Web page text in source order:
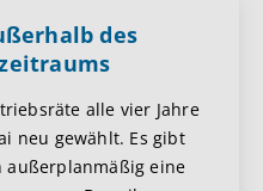
des
alle vier Jahre
neu gewählt. Es gibt
außerplanmäßig eine